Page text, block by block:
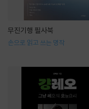
무진기행 필사북
손으로 읽고 쓰는 명작